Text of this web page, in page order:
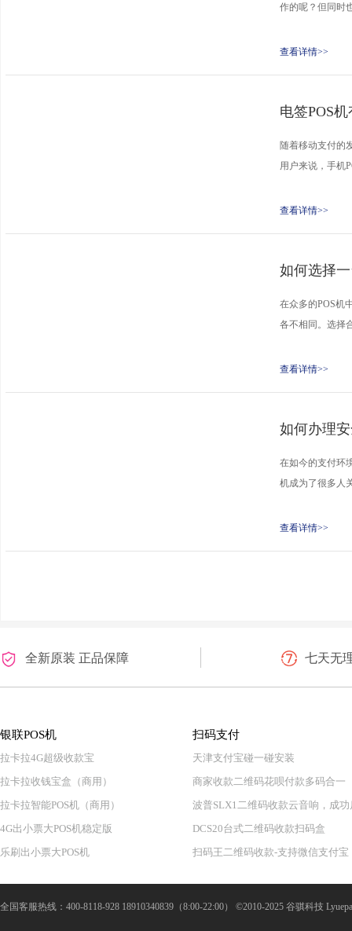
作的呢？但同时
查看详情>>
电签POS
随着移动支付的
用户来说，手机
查看详情>>
如何选择
在众多的POS机
各不相同。选择
查看详情>>
如何办理
在如今的支付环
机成为了很多人
查看详情>>
全新原装 正品保障 七天无
银联POS机
拉卡拉4G超级收款宝
拉卡拉收钱宝盒（商用）
拉卡拉智能POS机（商用）
4G出小票大POS机稳定版
乐刷出小票大POS机
扫码支付
天津支付宝碰一碰安装
商家收款二维码花呗付款多码合一
波普SLX1二维码收款云音响，成功
DCS20台式二维码收款扫码盒
扫码王二维码收款-支持微信支付宝
全国客服热线：400-8118-928 18910340839（8:00-22:00） ©2010-2025 谷骐科技